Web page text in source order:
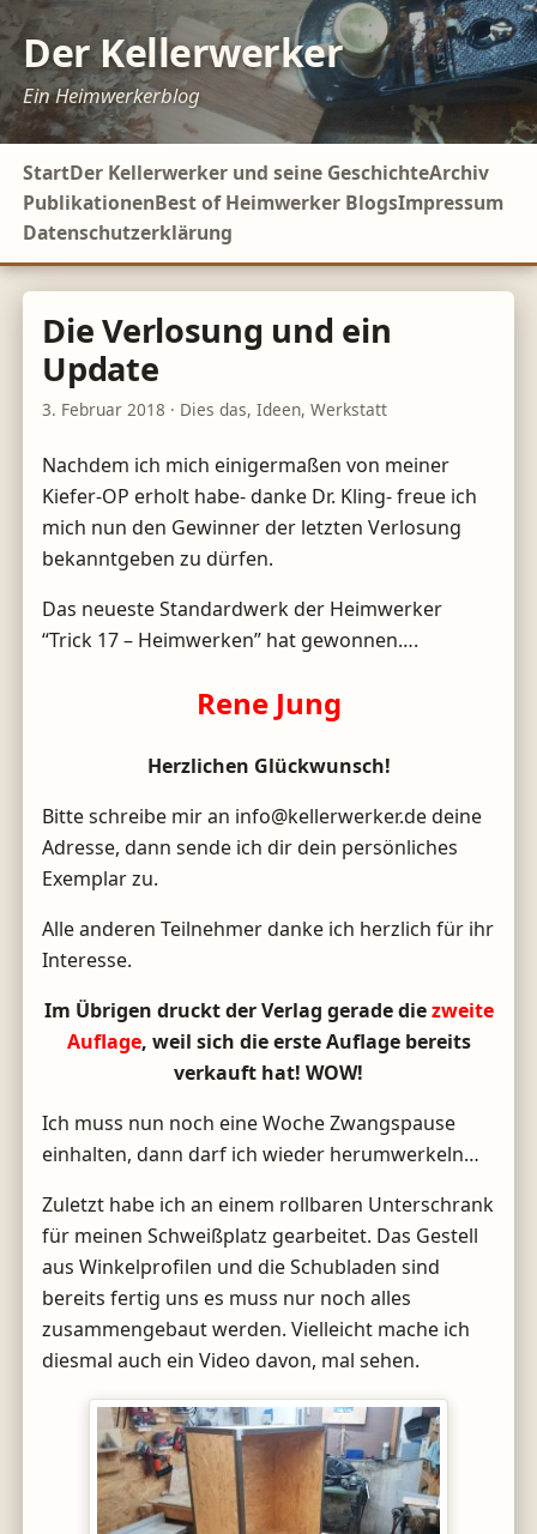
Der Kellerwerker
Ein Heimwerkerblog
StartDer Kellerwerker und seine GeschichteArchiv
PublikationenBest of Heimwerker BlogsImpressum
Datenschutzerklärung
Die Verlosung und ein
Update
3. Februar 2018 · Dies das,Ideen,Werkstatt
Nachdem ich mich einigermaßen von meiner
Kiefer-OP erholt habe- danke Dr. Kling- freue ich
mich nun den Gewinner der letzten Verlosung
bekanntgeben zu dürfen.
Das neueste Standardwerk der Heimwerker
“Trick 17 – Heimwerken” hat gewonnen….
Rene Jung
Herzlichen Glückwunsch!
Bitte schreibe mir an info@kellerwerker.de deine
Adresse, dann sende ich dir dein persönliches
Exemplar zu.
Alle anderen Teilnehmer danke ich herzlich für ihr
Interesse.
Im Übrigen druckt der Verlag gerade diezweite
Auflage, weil sich die erste Auflage bereits
verkauft hat! WOW!
Ich muss nun noch eine Woche Zwangspause
einhalten, dann darf ich wieder herumwerkeln…
Zuletzt habe ich an einem rollbaren Unterschrank
für meinen Schweißplatz gearbeitet. Das Gestell
aus Winkelprofilen und die Schubladen sind
bereits fertig uns es muss nur noch alles
zusammengebaut werden. Vielleicht mache ich
diesmal auch ein Video davon, mal sehen.